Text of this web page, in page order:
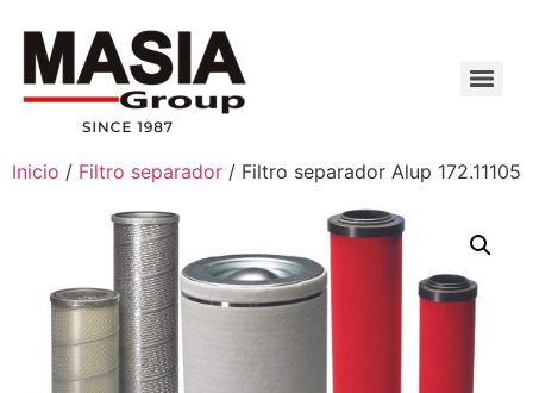
Inicio / Filtro separador / Filtro separador Alup 172.11105